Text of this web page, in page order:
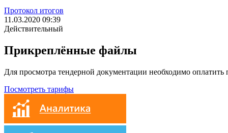
Протокол итогов
11.03.2020 09:39
Действительный
Прикреплённые файлы
Для просмотра тендерной документации необходимо оплатить
Посмотреть тарифы